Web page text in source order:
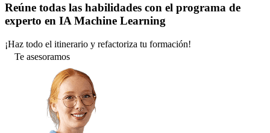
Reúne todas las habilidades con el programa de
experto en IA Machine Learning
¡Haz todo el itinerario y refactoriza tu formación!
Te asesoramos